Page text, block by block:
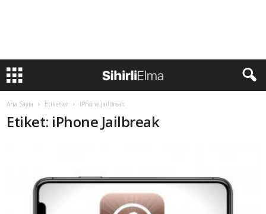
Ana Sayfa Etiketler IPhone Jailbreak
Etiket: iPhone Jailbreak